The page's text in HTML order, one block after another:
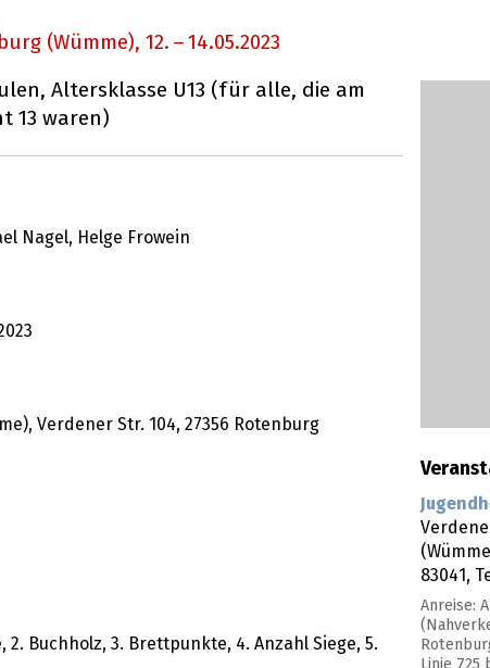
(Wümme), 12. – 14.05.2023
83041,
Anreise:
Linie
Altersklasse U13 (für alle, die am
13 waren)
Nagel, Helge Frowein
Verdener Str. 104, 27356 Rotenburg
Buchholz, 3. Brettpunkte, 4. Anzahl Siege, 5.